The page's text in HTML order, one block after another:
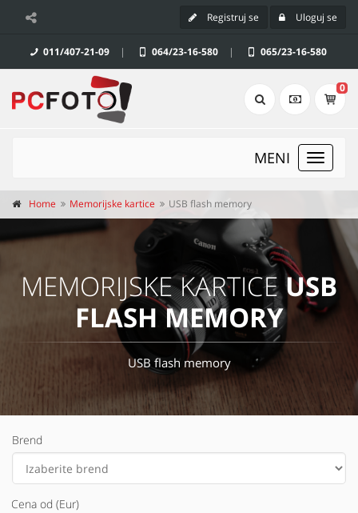
Registruj se Uloguj se
011/407-21-09 | 064/23-16-580 | 065/23-16-580
0
Toggle
MENI
Home Memorijske kartice USB flash memory
MEMORIJSKE KARTICEUSB
FLASH MEMORY
USB flash memory
Brend
Cena od (Eur)